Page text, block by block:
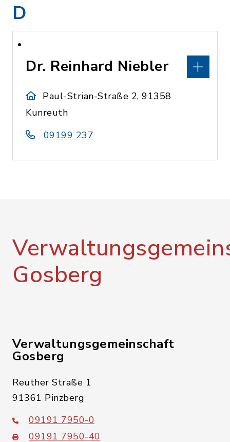
D
Dr. Reinhard Niebler
Paul-Strian-Straße 2, 91358
Kunreuth
09199 237
Gosberg
Verwaltungsgemeinschaft
Gosberg
Reuther Straße 1
91361 Pinzberg
09191 7950-0
09191 7950-40